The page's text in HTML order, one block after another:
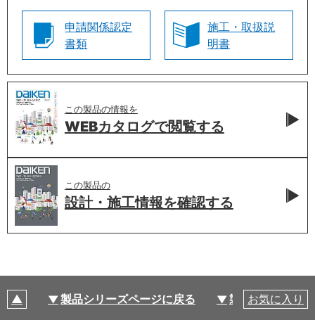
申請関係認定
書類
施工・取扱説
明書
この製品の情報を
WEBカタログで閲覧する
この製品の
設計・施工情報を確認する
製品シリーズページに戻る 製品仕様
お気に入り